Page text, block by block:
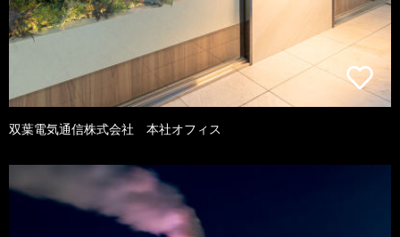
双葉電気通信株式会社 本社オフィス